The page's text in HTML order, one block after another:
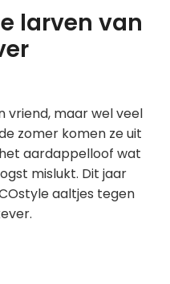
larven van
vriend, maar wel veel
zomer komen ze uit
aardappelloof wat
mislukt. Dit jaar
aaltjes tegen